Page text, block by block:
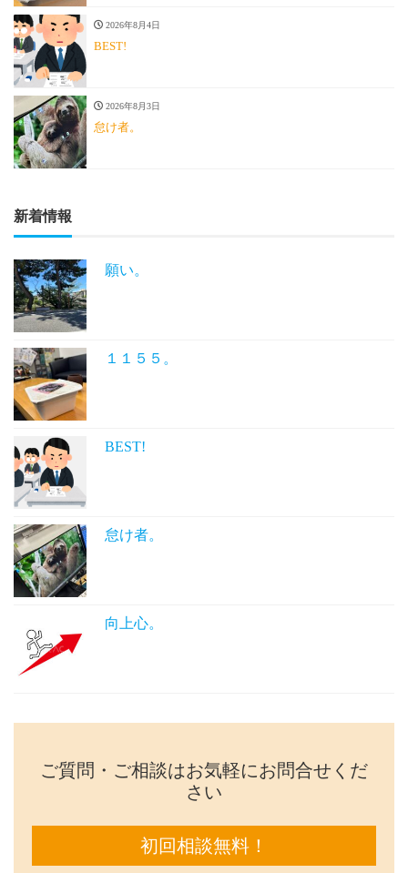
2026年8月4日
BEST!
2026年8月3日
怠け者。
新着情報
願い。
１１５５。
BEST!
怠け者。
向上心。
ご質問・ご相談はお気軽にお問合せくだ
さい
初回相談無料！